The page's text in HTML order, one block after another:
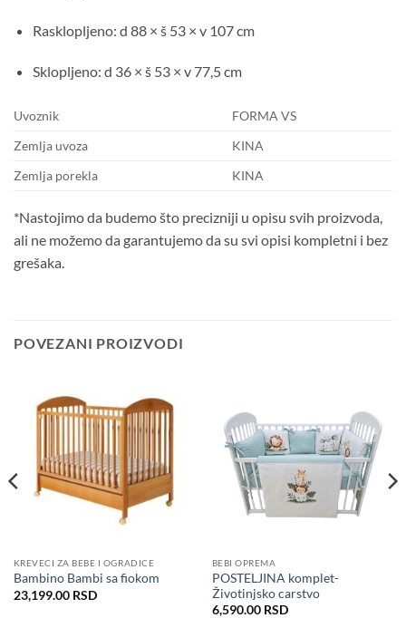
Rasklopljeno: d 88 × š 53 × v 107 cm
Sklopljeno: d 36 × š 53 × v 77,5 cm
Uvoznik
FORMA VS
Zemlja uvoza
KINA
Zemlja porekla
KINA
*Nastojimo da budemo što precizniji u opisu svih proizvoda,
ali ne možemo da garantujemo da su svi opisi kompletni i bez
grešaka.
POVEZANI PROIZVODI
KREVECI ZA BEBE I OGRADICE
Bambino Bambi sa fiokom
23,199.00 RSD
BEBI OPREMA
POSTELJINA komplet-
Životinjsko carstvo
6,590.00 RSD